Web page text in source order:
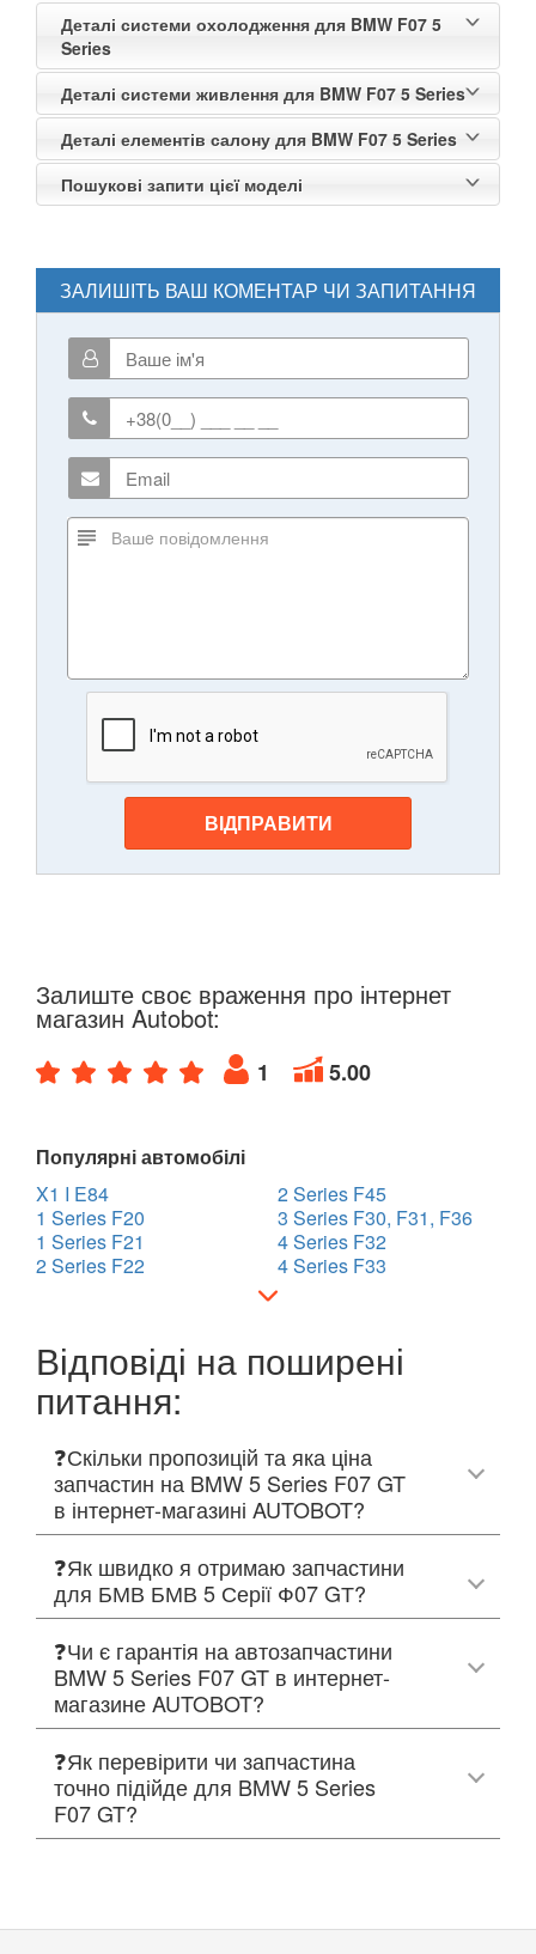
Деталі системи охолодження для BMW F07 5
Series
Деталі системи живлення для BMW F07 5 Series
Деталі елементів салону для BMW F07 5 Series
Пошукові запити цієї моделі
ЗАЛИШІТЬ ВАШ КОМЕНТАР ЧИ ЗАПИТАННЯ
ВІДПРАВИТИ
Залиште своє враження про інтернет
магазин Autobot:
1 5.00
Популярні автомобілі
X1 I E84
1 Series F20
1 Series F21
2 Series F22
2 Series F45
3 Series F30, F31, F36
4 Series F32
4 Series F33
Відповіді на поширені
питання:
❓Скільки пропозицій та яка ціна
запчастин на BMW 5 Series F07 GT
в інтернет-магазині AUTOBOT?
❓Як швидко я отримаю запчастини
для БМВ БМВ 5 Серії Ф07 GТ?
❓Чи є гарантія на автозапчастини
BMW 5 Series F07 GT в интернет-
магазине AUTOBOT?
❓Як перевірити чи запчастина
точно підійде для BMW 5 Series
F07 GT?